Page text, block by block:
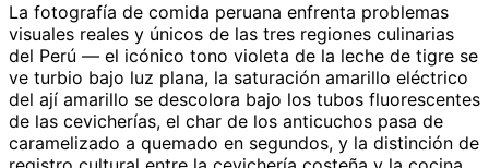
La fotografía de comida peruana enfrenta problemas
visuales reales y únicos de las tres regiones culinarias
del Perú — el icónico tono violeta de la leche de tigre se
ve turbio bajo luz plana, la saturación amarillo eléctrico
del ají amarillo se descolora bajo los tubos fluorescentes
de las cevicherías, el char de los anticuchos pasa de
caramelizado a quemado en segundos, y la distinción de